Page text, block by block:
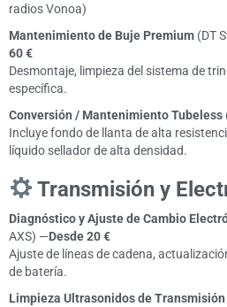
radios Vonoa)
Mantenimiento de Buje Premium (DT
60 €
Desmontaje, limpieza del sistema de
específica.
Conversión / Mantenimiento Tubeless
Incluye fondo de llanta de alta
líquido sellador de alta densidad.
Transmisión y
Diagnóstico y Ajuste de Cambio
AXS) —Desde20 €
Ajuste de líneas de cadena,
de batería.
Limpieza Ultrasonidos de Transmisión